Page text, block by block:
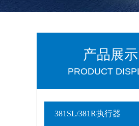
产品展示
PRODUCT
381SL/381R执行器